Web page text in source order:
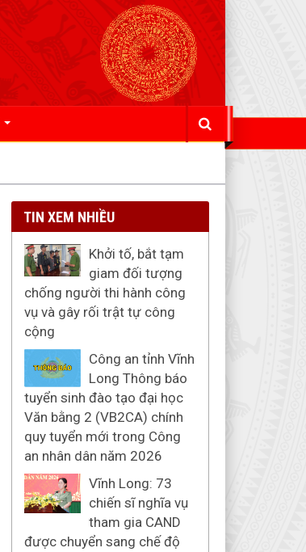
TIN XEM NHIỀU
Khởi tố, bắt tạm
giam đối tượng
chống người thi hành công
vụ và gây rối trật tự công
cộng
Công an tỉnh Vĩnh
Long Thông báo
tuyển sinh đào tạo đại học
Văn bằng 2 (VB2CA) chính
quy tuyển mới trong Công
an nhân dân năm 2026
Vĩnh Long: 73
chiến sĩ nghĩa vụ
tham gia CAND
được chuyển sang chế độ